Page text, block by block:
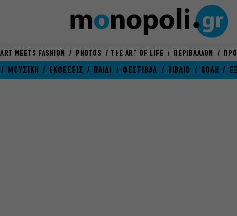
ART MEETS FASHION PHOTOS THE ART OF LIFE ΠΕΡΙΒΑΛΛΟΝ
ΜΟΥΣΙΚΗ ΕΚΘΕΣΕΙΣ ΠΑΙΔΙ ΦΕΣΤΙΒΑΛ ΒΙΒΛΙΟ ΠΟΛΗ